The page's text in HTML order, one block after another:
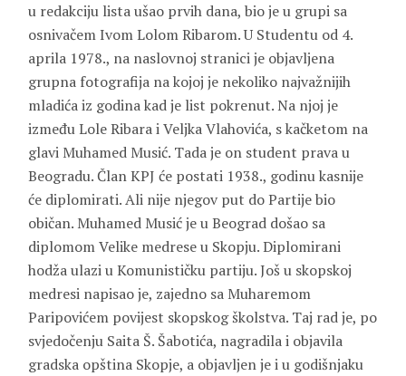
u redakciju lista ušao prvih dana, bio je u grupi sa
osnivačem Ivom Lolom Ribarom. U Studentu od 4.
aprila 1978., na naslovnoj stranici je objavljena
grupna fotografija na kojoj je nekoliko najvažnijih
mladića iz godina kad je list pokrenut. Na njoj je
između Lole Ribara i Veljka Vlahovića, s kačketom na
glavi Muhamed Musić. Tada je on student prava u
Beogradu. Član KPJ će postati 1938., godinu kasnije
će diplomirati. Ali nije njegov put do Partije bio
običan. Muhamed Musić je u Beograd došao sa
diplomom Velike medrese u Skopju. Diplomirani
hodža ulazi u Komunističku partiju. Još u skopskoj
medresi napisao je, zajedno sa Muharemom
Paripovićem povijest skopskog školstva. Taj rad je, po
svjedočenju Saita Š. Šabotića, nagradila i objavila
gradska opština Skopje, a objavljen je i u godišnjaku